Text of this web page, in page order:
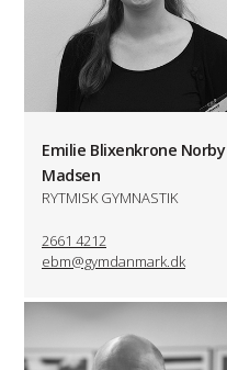
Emilie Blixenkrone Norby
Madsen
RYTMISK GYMNASTIK
2661 4212
ebm@gymdanmark.dk